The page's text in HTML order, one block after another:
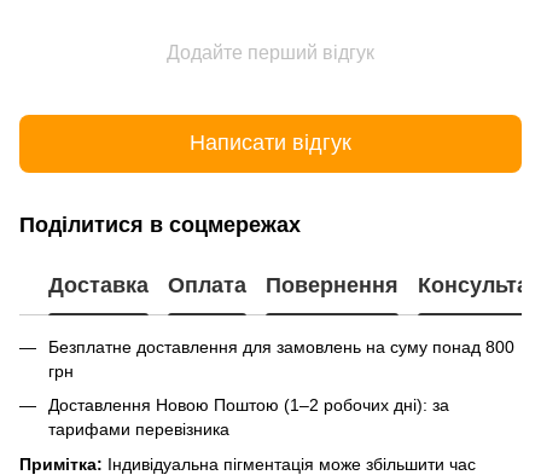
Додайте перший відгук
Написати відгук
Поділитися в соцмережах
Доставка Оплата Повернення
Безплатне доставлення для замовлень на суму понад 800
грн
Доставлення Новою Поштою (1–2 робочих дні): за
тарифами перевізника
Примітка: Індивідуальна пігментація може збільшити час